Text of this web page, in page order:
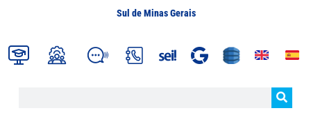
Sul de Minas Gerais